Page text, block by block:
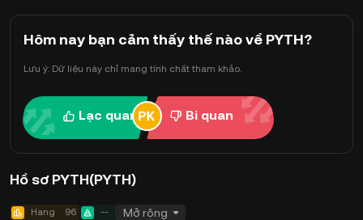
Hôm nay bạn cảm thấy thế nào về PYTH?
Lưu ý: Dữ liệu này chỉ mang tính chất tham khảo.
Lạc quan Bi quan
Hồ sơ PYTH(PYTH)
Hạng 96 -- Mở rộng